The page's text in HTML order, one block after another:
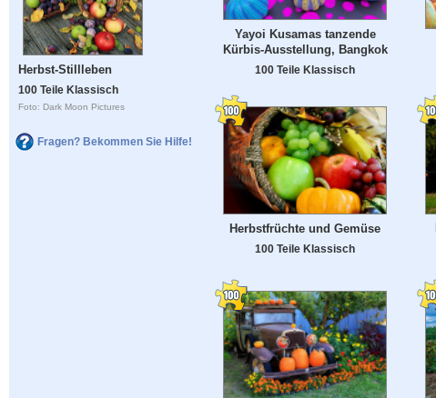
Herbst-Stillleben
100 Teile Klassisch
Foto: Dark Moon Pictures
Fragen? Bekommen Sie Hilfe!
Yayoi Kusamas tanzende
Kürbis-Ausstellung, Bangkok
100 Teile Klassisch
Herbstfrüchte und Gemüse
100 Teile Klassisch